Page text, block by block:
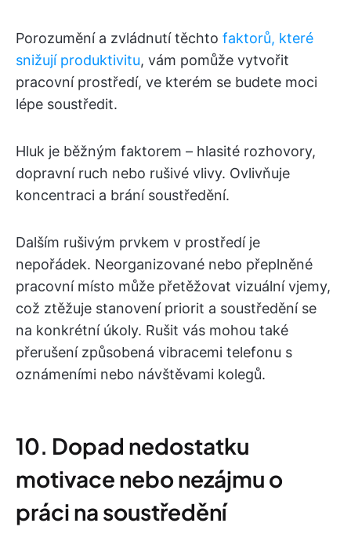
Porozumění a zvládnutí těchto faktorů, které
snižují produktivitu, vám pomůže vytvořit
pracovní prostředí, ve kterém se budete moci
lépe soustředit.
Hluk je běžným faktorem – hlasité rozhovory,
dopravní ruch nebo rušivé vlivy. Ovlivňuje
koncentraci a brání soustředění.
Dalším rušivým prvkem v prostředí je
nepořádek. Neorganizované nebo přeplněné
pracovní místo může přetěžovat vizuální vjemy,
což ztěžuje stanovení priorit a soustředění se
na konkrétní úkoly. Rušit vás mohou také
přerušení způsobená vibracemi telefonu s
oznámeními nebo návštěvami kolegů.
10. Dopad nedostatku
motivace nebo nezájmu o
práci na soustředění